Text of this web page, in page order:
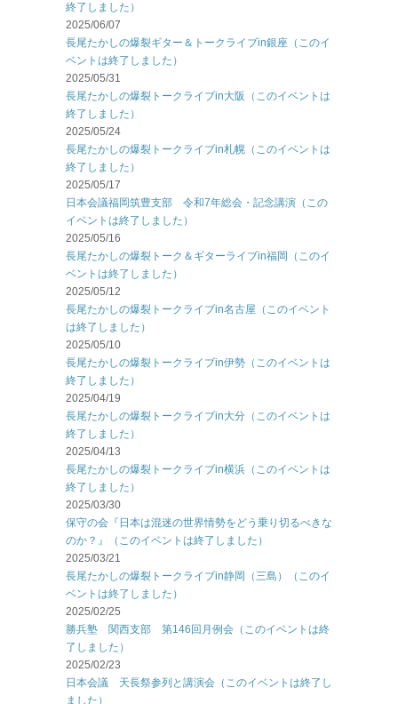
終了しました）
2025/06/07
長尾たかしの爆裂ギター＆トークライブin銀座（このイ
ベントは終了しました）
2025/05/31
長尾たかしの爆裂トークライブin大阪（このイベントは
終了しました）
2025/05/24
長尾たかしの爆裂トークライブin札幌（このイベントは
終了しました）
2025/05/17
日本会議福岡筑豊支部 令和7年総会・記念講演（この
イベントは終了しました）
2025/05/16
長尾たかしの爆裂トーク＆ギターライブin福岡（このイ
ベントは終了しました）
2025/05/12
長尾たかしの爆裂トークライブin名古屋（このイベント
は終了しました）
2025/05/10
長尾たかしの爆裂トークライブin伊勢（このイベントは
終了しました）
2025/04/19
長尾たかしの爆裂トークライブin大分（このイベントは
終了しました）
2025/04/13
長尾たかしの爆裂トークライブin横浜（このイベントは
終了しました）
2025/03/30
保守の会『日本は混迷の世界情勢をどう乗り切るべきな
のか？』（このイベントは終了しました）
2025/03/21
長尾たかしの爆裂トークライブin静岡（三島）（このイ
ベントは終了しました）
2025/02/25
勝兵塾 関西支部 第146回月例会（このイベントは終
了しました）
2025/02/23
日本会議 天長祭参列と講演会（このイベントは終了し
ました）